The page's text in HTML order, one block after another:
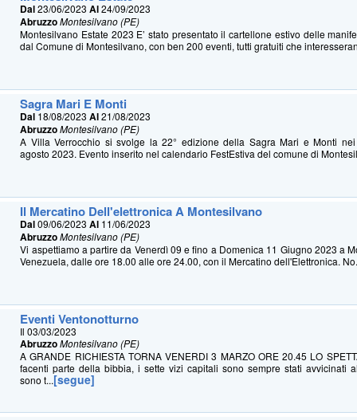
Dal23/06/2023Al24/09/2023
AbruzzoMontesilvano (PE)
Montesilvano Estate 2023 E’ stato presentato il cartellone estivo delle
dal Comune di Montesilvano, con ben 200 eventi, tutti gratuiti che
Sagra Mari E Monti
Dal 18/08/2023Al21/08/2023
AbruzzoMontesilvano (PE)
A Villa Verrocchio si svolge la 22° edizione della Sagra Mari e Monti
agosto 2023. Evento inserito nel calendario FestEstiva del comune di
Il Mercatino Dell'elettronica A Montesilvano
Dal09/06/2023Al 11/06/2023
AbruzzoMontesilvano (PE)
Vi aspettiamo a partire da Venerdì 09 e fino a Domenica 11 Giugno 2023 a
Venezuela, dalle ore 18.00 alle ore 24.00, con il Mercatino dell'Elettronica.
Eventi Ventonotturno
Il 03/03/2023
AbruzzoMontesilvano (PE)
A GRANDE RICHIESTA TORNA VENERDI 3 MARZO ORE 20.45 LO
facenti parte della bibbia, i sette vizi capitali sono sempre stati avvicinati
sono t...[segue]